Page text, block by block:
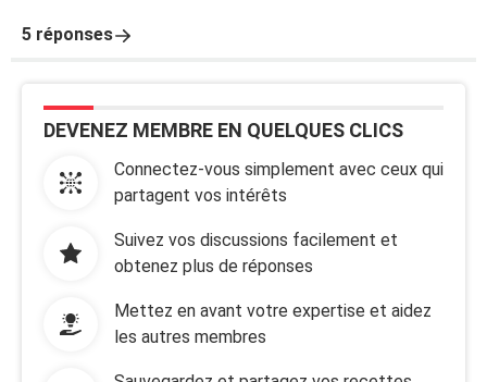
5 réponses
DEVENEZ MEMBRE EN QUELQUES CLICS
Connectez-vous simplement avec ceux qui
partagent vos intérêts
Suivez vos discussions facilement et
obtenez plus de réponses
Mettez en avant votre expertise et aidez
les autres membres